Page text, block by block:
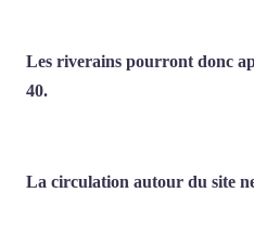
Les riverains pourront donc
40.
La circulation autour du site